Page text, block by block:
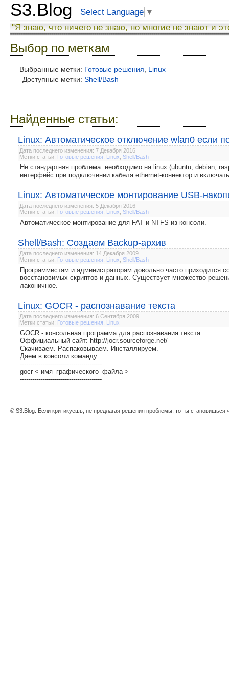
S3.Blog Select Language ▼
"Я знаю, что ничего не знаю, но многие не знают и
Выбор по меткам
Выбранные метки: Готовые решения
Linux
Доступные метки: Shell/Bash
Найденные статьи:
Linux: Автоматическое отключение wlan0 если
Дата последнего изменения: 7 Декабря 2016
Метки статьи: Готовые решения Linux Shell/Bash
Не стандартная проблема: необходимо на linux (ubuntu, debian,
интерфейс при подключении кабеля ethernet-коннектор и
Linux: Автоматическое монтирование USB-
Дата последнего изменения: 5 Декабря 2016
Метки статьи: Готовые решения Linux Shell/Bash
Автоматическое монтирование для FAT и NTFS из консоли.
Shell/Bash: Создаем Backup-архив
Дата последнего изменения: 14 Декабря 2009
Метки статьи: Готовые решения Linux Shell/Bash
Программистам и администраторам довольно часто приходится
восстановимых скриптов и данных. Существует множество
лаконичное.
Linux: GOCR - распознавание текста
Дата последнего изменения: 6 Сентября 2009
Метки статьи: Готовые решения Linux
GOCR - консольная программа для распознавания текста.
Оффициальный сайт: http://jocr.sourceforge.net/
Скачиваем. Распаковываем. Инсталлируем.
Даем в консоли команду:
----------------------------------------
gocr < имя_графического_файла >
----------------------------------------
© S3.Blog: Если критикуешь, не предлагая решения проблемы, то ты становишься